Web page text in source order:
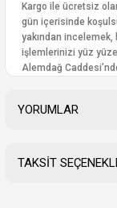
Kargo ile ücretsiz
gün içerisinde
yakından
işlemlerinizi yüz
Alemdağ
YORUMLAR
TAKSİT